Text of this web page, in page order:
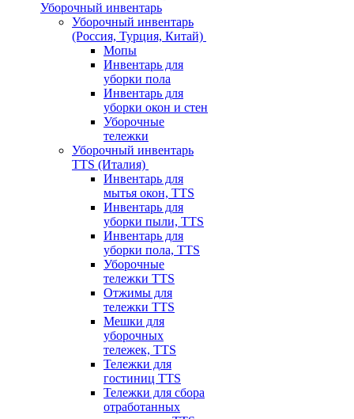
Уборочный инвентарь
Уборочный инвентарь
(Россия, Турция, Китай)
Мопы
Инвентарь для
уборки пола
Инвентарь для
уборки окон и стен
Уборочные
тележки
Уборочный инвентарь
TTS (Италия)
Инвентарь для
мытья окон, TTS
Инвентарь для
уборки пыли, TTS
Инвентарь для
уборки пола, TTS
Уборочные
тележки TTS
Отжимы для
тележки TTS
Мешки для
уборочных
тележек, TTS
Тележки для
гостиниц TTS
Тележки для сбора
отработанных